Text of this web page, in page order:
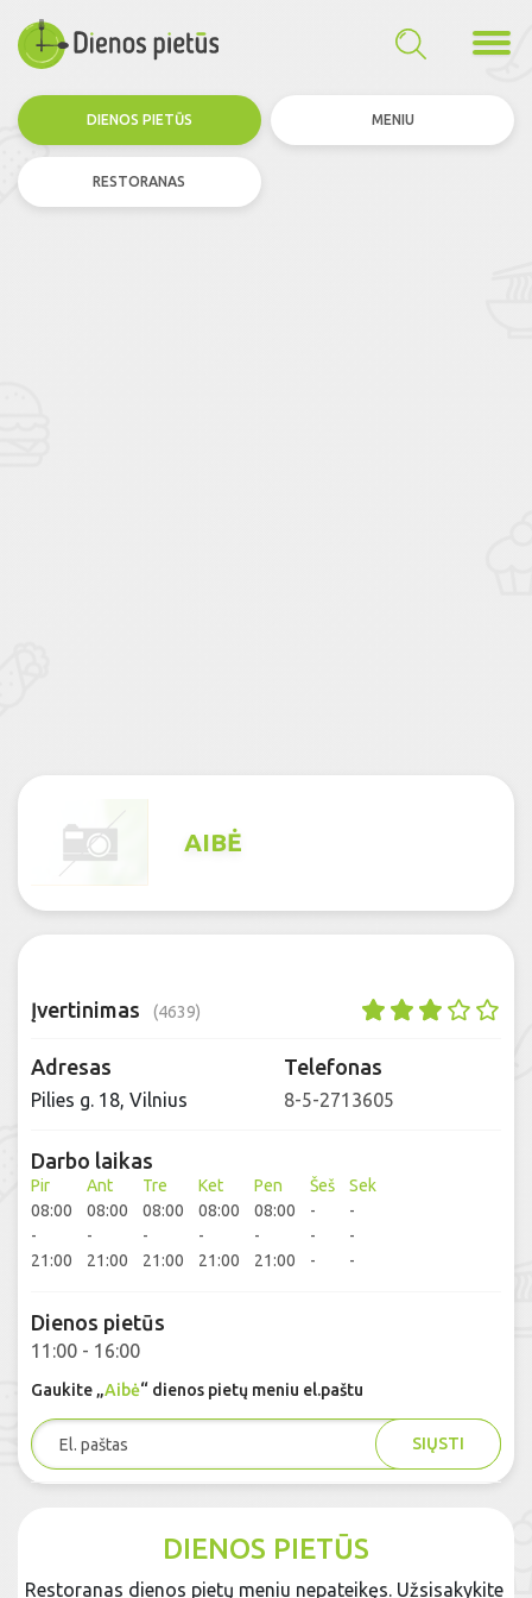
DIENOS PIETŪS MENIU
RESTORANAS
AIBĖ
Įvertinimas (4639)
Adresas
Pilies g. 18, Vilnius
Telefonas
8-5-2713605
Darbo laikas
Pir
08:00
-
21:00
Ant
08:00
-
21:00
Tre
08:00
-
21:00
Ket
08:00
-
21:00
Pen
08:00
-
21:00
Šeš
-
-
-
Sek
-
-
-
Dienos pietūs
11:00 - 16:00
Gaukite „Aibė“ dienos pietų meniu el.paštu
SIŲSTI
DIENOS PIETŪS
Restoranas dienos pietų meniu nepateikęs. Užsisakykite